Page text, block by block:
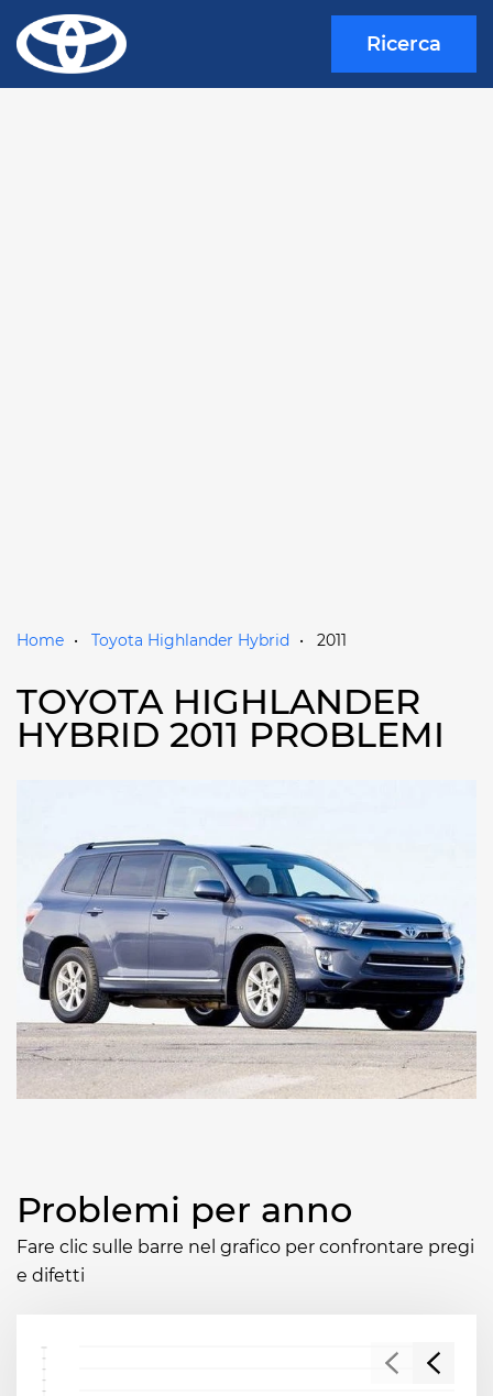
Ricerca
Home Toyota Highlander Hybrid 2011
TOYOTA HIGHLANDER
HYBRID 2011 PROBLEMI
Problemi per anno
Fare clic sulle barre nel grafico per confrontare pregi
e difetti